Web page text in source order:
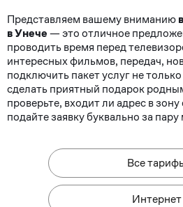
Представляем вашему вниманию
в Унече— это отличное
проводить время перед
интересных фильмов, передач,
подключить пакет услуг не
сделать приятный подарок
проверьте, входит ли адрес в
подайте заявку буквально за пару
Все
Интернет